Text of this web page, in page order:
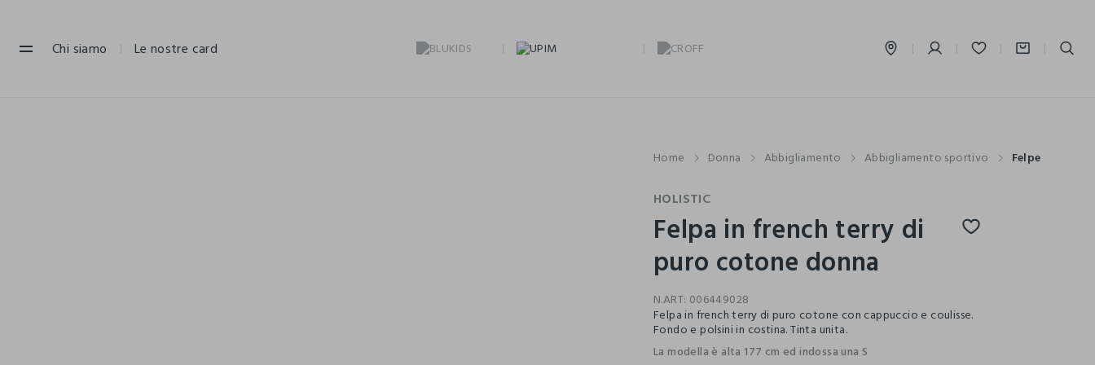
Chi siamo Le nostre card
Home Donna Abbigliamento Abbigliamento sportivo Felpe
HOLISTIC
Felpa in french terry di
puro cotone donna
N.ART: 006449028
Felpa in french terry di puro cotone con cappuccio e coulisse.
Fondo e polsini in costina. Tinta unita.
La modella è alta 177 cm ed indossa una S